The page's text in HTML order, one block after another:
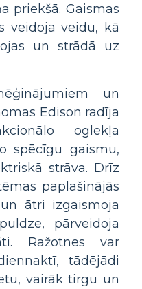
priekšā. Gaismas
veidoja veidu, kā
un strādā uz
un
Edison radīja
oglekļa
spēcīgu gaismu,
strāva. Drīz
paplašinājās
ātri izgaismoja
pārveidoja
Ražotnes var
tādējādi
vairāk tirgu un